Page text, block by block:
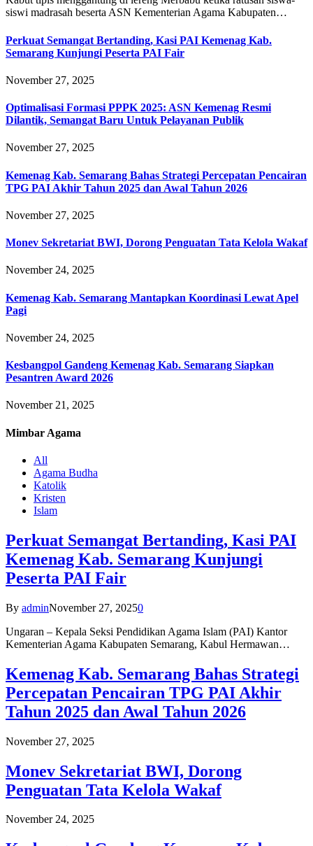
siswi madrasah beserta ASN Kementerian Agama Kabupaten…
Perkuat Semangat Bertanding, Kasi PAI Kemenag Kab.
Semarang Kunjungi Peserta PAI Fair
November 27, 2025
Optimalisasi Formasi PPPK 2025: ASN Kemenag Resmi
Dilantik, Semangat Baru Untuk Pelayanan Publik
November 27, 2025
Kemenag Kab. Semarang Bahas Strategi Percepatan Pencairan
TPG PAI Akhir Tahun 2025 dan Awal Tahun 2026
November 27, 2025
Monev Sekretariat BWI, Dorong Penguatan Tata Kelola Wakaf
November 24, 2025
Kemenag Kab. Semarang Mantapkan Koordinasi Lewat Apel
Pagi
November 24, 2025
Kesbangpol Gandeng Kemenag Kab. Semarang Siapkan
Pesantren Award 2026
November 21, 2025
Mimbar Agama
All
Agama Budha
Katolik
Kristen
Islam
Perkuat Semangat Bertanding, Kasi PAI
Kemenag Kab. Semarang Kunjungi
Peserta PAI Fair
By adminNovember 27, 20250
Ungaran – Kepala Seksi Pendidikan Agama Islam (PAI) Kantor
Kementerian Agama Kabupaten Semarang, Kabul Hermawan…
Kemenag Kab. Semarang Bahas Strategi
Percepatan Pencairan TPG PAI Akhir
Tahun 2025 dan Awal Tahun 2026
November 27, 2025
Monev Sekretariat BWI, Dorong
Penguatan Tata Kelola Wakaf
November 24, 2025